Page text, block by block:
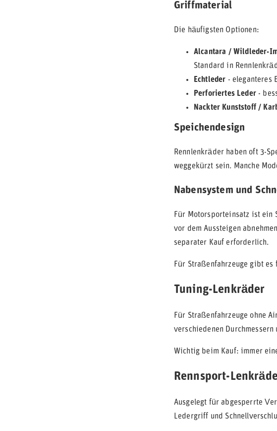
Griffmaterial
Die häufigsten Optionen:
Alcantara / Wildleder-
Standard in
Echtleder - eleganteres
Perforiertes Leder-
Nackter Kunststoff /
Speichendesign
Rennlenkräder haben oft 3-
weggekürzt sein. Manche
Nabensystem und
Für Motorsporteinsatz ist ein
vor dem Aussteigen
separater Kauf erforderlich.
Für Straßenfahrzeuge gibt
Tuning-Lenkräder
Für Straßenfahrzeuge ohne
verschiedenen Durchmessern
Wichtig beim Kauf: immer
Rennsport-
Ausgelegt für abgesperrte
Ledergriff und